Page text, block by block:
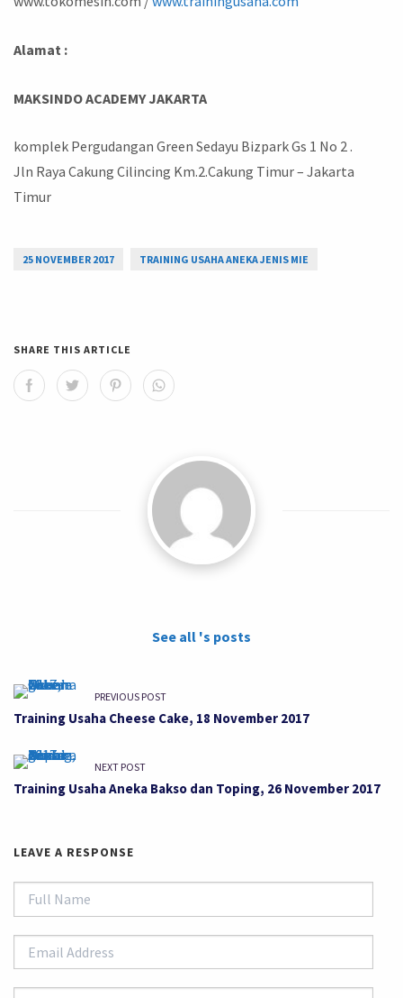
Alamat :
MAKSINDO ACADEMY JAKARTA
komplek Pergudangan Green Sedayu Bizpark Gs 1 No 2 .
Jln Raya Cakung Cilincing Km.2.Cakung Timur – Jakarta
Timur
25 NOVEMBER 2017 TRAINING USAHA ANEKA JENIS MIE
SHARE THIS ARTICLE
See all 's posts
PREVIOUS POST
Training Usaha Cheese Cake, 18 November 2017
NEXT POST
Training Usaha Aneka Bakso dan Toping, 26 November 2017
LEAVE A RESPONSE